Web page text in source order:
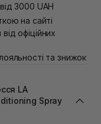
4
Підстригача, 1В
Бандери 45
3000 UAH
на сайті
від офіційних
лояльності та знижок
LA
Spray